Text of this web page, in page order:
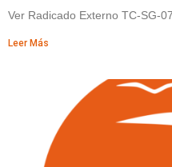
Ver Radicado Externo TC-SG-
Leer Más